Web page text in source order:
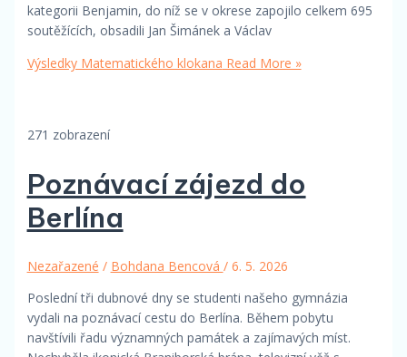
kategorii Benjamin, do níž se v okrese zapojilo celkem 695
soutěžících, obsadili Jan Šimánek a Václav
Výsledky Matematického klokana Read More »
271 zobrazení
Poznávací zájezd do
Berlína
Nezařazené / Bohdana Bencová / 6. 5. 2026
Poslední tři dubnové dny se studenti našeho gymnázia
vydali na poznávací cestu do Berlína. Během pobytu
navštívili řadu významných památek a zajímavých míst.